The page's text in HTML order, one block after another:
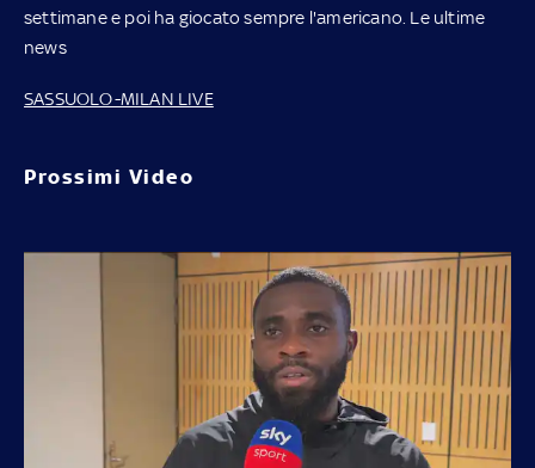
settimane e poi ha giocato sempre l'americano. Le ultime
news
SASSUOLO-MILAN LIVE
Prossimi Video